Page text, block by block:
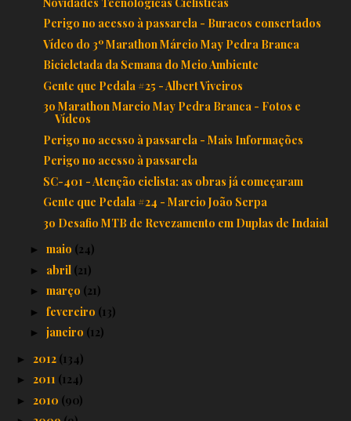
Perigo no acesso à passarela - Buracos consertados
Vídeo do 3º Marathon Márcio May Pedra Branca
Bicicletada da Semana do Meio Ambiente
Gente que Pedala #25 - Albert Viveiros
3o Marathon Marcio May Pedra Branca - Fotos e
Vídeos
Perigo no acesso à passarela - Mais Informações
Perigo no acesso à passarela
SC-401 - Atenção ciclista: as obras já começaram
Gente que Pedala #24 - Marcio João Serpa
3o Desafio MTB de Revezamento em Duplas de Indaial
► maio (24)
► abril (21)
► março (21)
► fevereiro (13)
► janeiro (12)
► 2012 (134)
► 2011 (124)
► 2010 (90)